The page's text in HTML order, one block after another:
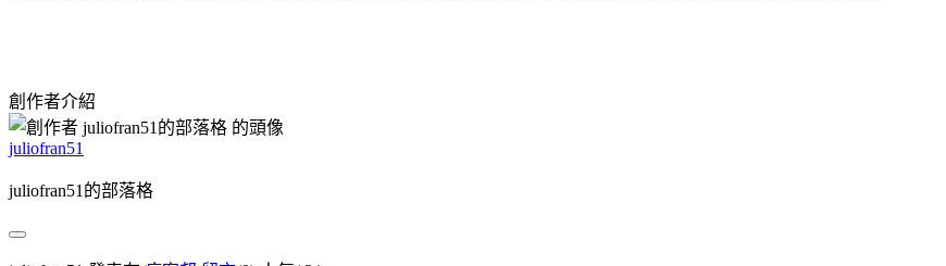
創作者介紹
juliofran51
juliofran51的部落格